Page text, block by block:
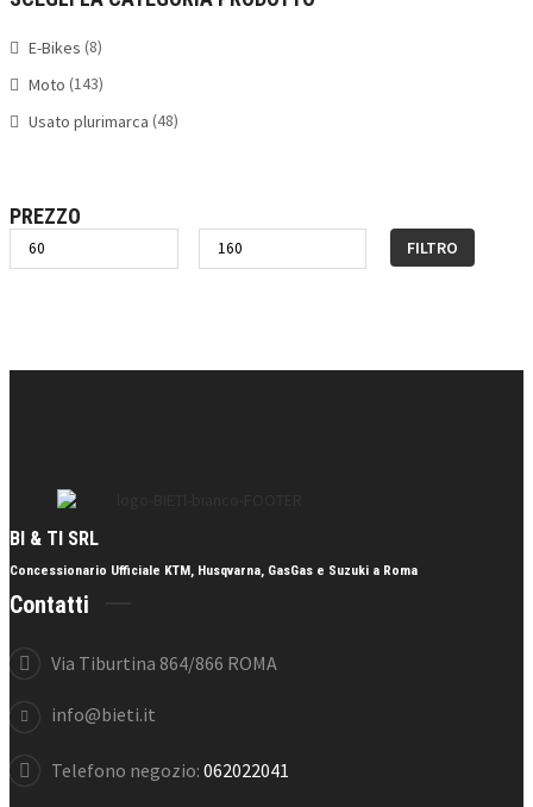
E-Bikes (8)
Moto (143)
Usato plurimarca (48)
PREZZO
FILTRO
BI & TI SRL
Concessionario Ufficiale KTM, Husqvarna, GasGas e Suzuki a Roma
Contatti
Via Tiburtina 864/866 ROMA
info@bieti.it
Telefono negozio: 062022041